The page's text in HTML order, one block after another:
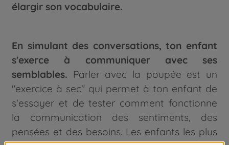
élargir son vocabulaire.
En simulant des conversations, ton enfant
s'exerce à communiquer avec ses
semblables. Parler avec la poupée est un
"exercice à sec" qui permet à ton enfant de
s'essayer et de tester comment fonctionne
la communication des sentiments, des
pensées et des besoins. Les enfants les plus